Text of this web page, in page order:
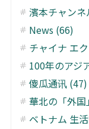
濱本チャン
News (66)
チャイナ エ
100年のア
傻瓜通讯 (47)
華北の「外
ベトナム 生